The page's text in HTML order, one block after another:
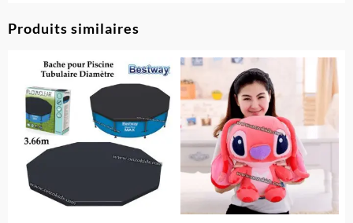
Produits similaires